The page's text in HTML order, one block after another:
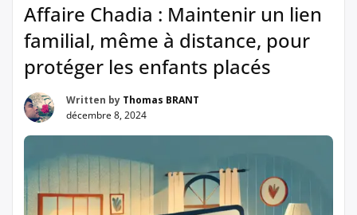
Affaire Chadia : Maintenir un lien
familial, même à distance, pour
protéger les enfants placés
Written by Thomas BRANT
décembre 8, 2024